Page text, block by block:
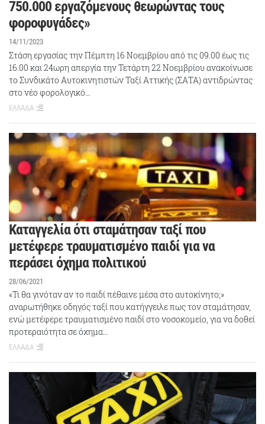
750.000 εργαζόμενους θεωρώντας τους
φοροφυγάδες»
14/11/2023
Στάση εργασίας την Πέμπτη 16 Νοεμβρίου από τις 09.00 έως τις
16.00 και 24ωρη απεργία την Τετάρτη 22 Νοεμβρίου ανακοίνωσε
το Συνδικάτο Αυτοκινητιστών Ταξί Αττικής (ΣΑΤΑ) αντιδρώντας
στο νέο φορολογικό…
ΕΛΛΑΔΑ
Καταγγελία ότι σταμάτησαν ταξί που
μετέφερε τραυματισμένο παιδί για να
περάσει όχημα πολιτικού
28/06/2021
«Τι θα γινόταν αν το παιδί πέθαινε μέσα στο αυτοκίνητο;»
αναρωτήθηκε οδηγός ταξί που κατήγγειλε πως τον σταμάτησαν,
ενώ μετέφερε τραυματισμένο παιδί στο νοσοκομείο, για να δοθεί
προτεραιότητα σε όχημα…
ΕΛΛΑΔΑ